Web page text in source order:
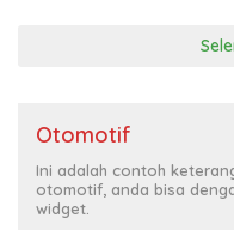
Otomotif
Ini adalah contoh
otomotif, anda bisa
widget.